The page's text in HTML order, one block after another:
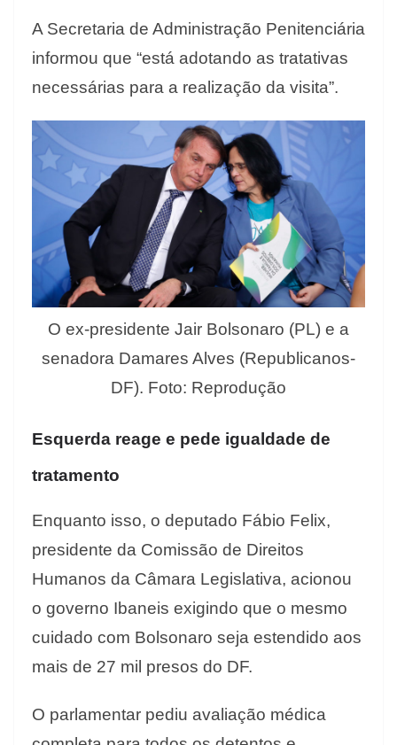
A Secretaria de Administração Penitenciária
informou que “está adotando as tratativas
necessárias para a realização da visita”.
O ex-presidente Jair Bolsonaro (PL) e a
senadora Damares Alves (Republicanos-
DF). Foto: Reprodução
Esquerda reage e pede igualdade de
tratamento
Enquanto isso, o deputado Fábio Felix,
presidente da Comissão de Direitos
Humanos da Câmara Legislativa, acionou
o governo Ibaneis exigindo que o mesmo
cuidado com Bolsonaro seja estendido aos
mais de 27 mil presos do DF.
O parlamentar pediu avaliação médica